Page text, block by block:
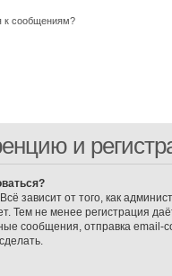
к сообщениям?
и
зависит от того, как
Тем не менее регистрация
сообщения, отправка email-